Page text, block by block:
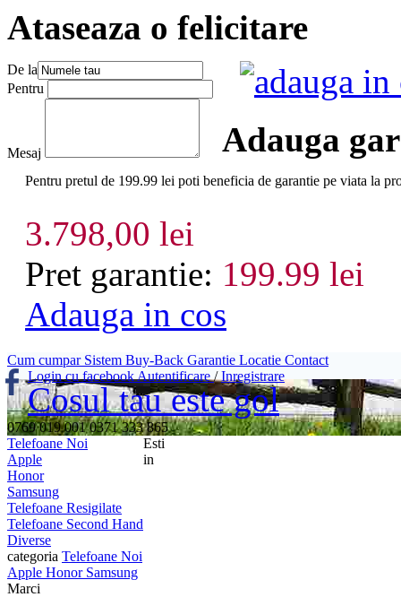
Ataseaza o felicitare
De la
Pentru
Mesaj
adauga in
Adauga
Pentru pretul de 199.99 lei poti beneficia de garantie pe viata la
3.798,00 lei
Pret garantie: 199.99 lei
Adauga in cos
Cum cumpar Sistem Buy-Back Garantie Locatie Contact
Login cu facebookAutentificare /Inregistrare
Cosul tau este gol
0769 019 001 0371 333 865
Telefoane Noi
Apple
Honor
Samsung
Telefoane Resigilate
Telefoane Second Hand
Diverse
Esti
in
categoria Telefoane Noi
Apple Honor Samsung
Marci